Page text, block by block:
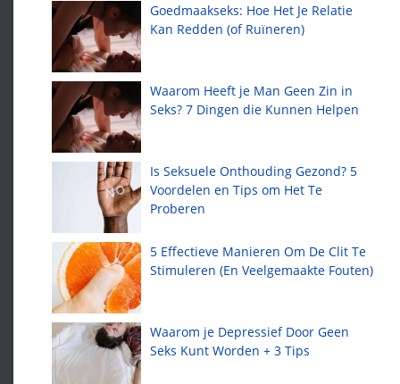
Goedmaakseks: Hoe Het Je Relatie
Kan Redden (of Ruïneren)
Waarom Heeft je Man Geen Zin in
Seks? 7 Dingen die Kunnen Helpen
Is Seksuele Onthouding Gezond? 5
Voordelen en Tips om Het Te
Proberen
5 Effectieve Manieren Om De Clit Te
Stimuleren (En Veelgemaakte Fouten)
Waarom je Depressief Door Geen
Seks Kunt Worden + 3 Tips